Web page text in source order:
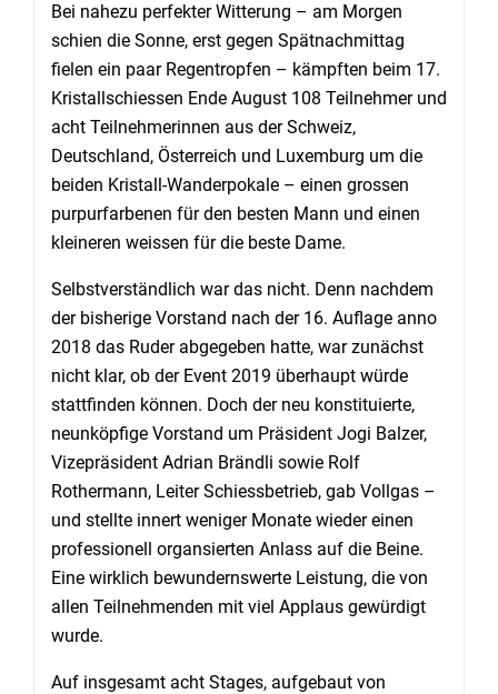
Bei nahezu perfekter Witterung – am Morgen
schien die Sonne, erst gegen Spätnachmittag
fielen ein paar Regentropfen – kämpften beim 17.
Kristallschiessen Ende August 108 Teilnehmer und
acht Teilnehmerinnen aus der Schweiz,
Deutschland, Österreich und Luxemburg um die
beiden Kristall-Wanderpokale – einen grossen
purpurfarbenen für den besten Mann und einen
kleineren weissen für die beste Dame.
Selbstverständlich war das nicht. Denn nachdem
der bisherige Vorstand nach der 16. Auflage anno
2018 das Ruder abgegeben hatte, war zunächst
nicht klar, ob der Event 2019 überhaupt würde
stattfinden können. Doch der neu konstituierte,
neunköpfige Vorstand um Präsident Jogi Balzer,
Vizepräsident Adrian Brändli sowie Rolf
Rothermann, Leiter Schiessbetrieb, gab Vollgas –
und stellte innert weniger Monate wieder einen
professionell organsierten Anlass auf die Beine.
Eine wirklich bewundernswerte Leistung, die von
allen Teilnehmenden mit viel Applaus gewürdigt
wurde.
Auf insgesamt acht Stages, aufgebaut von